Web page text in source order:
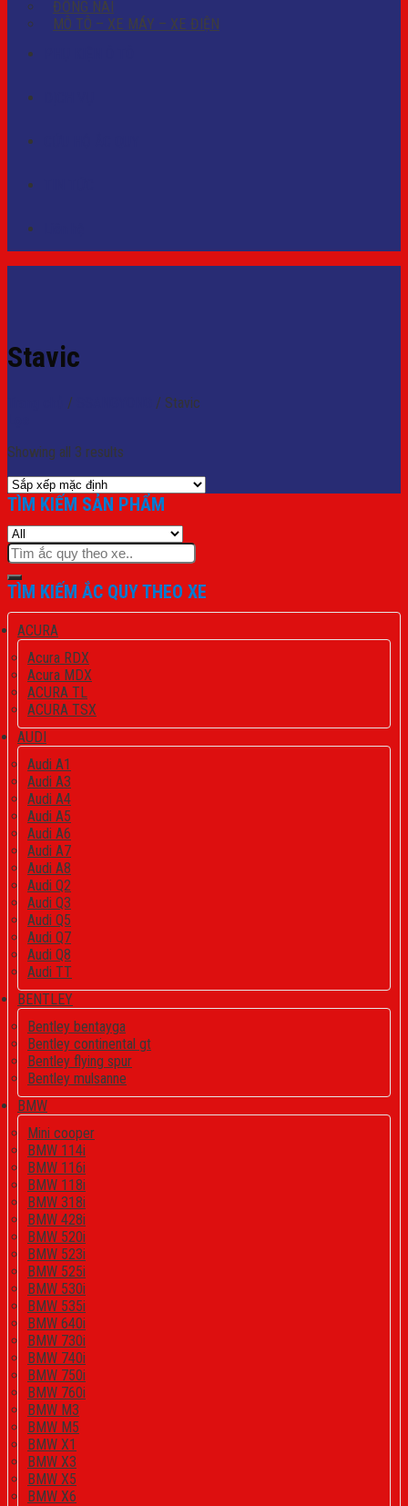
ĐỒNG NAI
MÔ TÔ – XE MÁY – XE ĐIỆN
Stavic
/ / Stavic
Showing all 3 results
TÌM KIẾM SẢN PHẨM
Tìm
kiếm:
TÌM KIẾM ẮC QUY THEO XE
ACURA
Acura RDX
Acura MDX
ACURA TL
ACURA TSX
AUDI
Audi A1
Audi A3
Audi A4
Audi A5
Audi A6
Audi A7
Audi A8
Audi Q2
Audi Q3
Audi Q5
Audi Q7
Audi Q8
Audi TT
BENTLEY
Bentley bentayga
Bentley continental gt
Bentley flying spur
Bentley mulsanne
BMW
Mini cooper
BMW 114i
BMW 116i
BMW 118i
BMW 318i
BMW 428i
BMW 520i
BMW 523i
BMW 525i
BMW 530i
BMW 535i
BMW 640i
BMW 730i
BMW 740i
BMW 750i
BMW 760i
BMW M3
BMW M5
BMW X1
BMW X3
BMW X5
BMW X6